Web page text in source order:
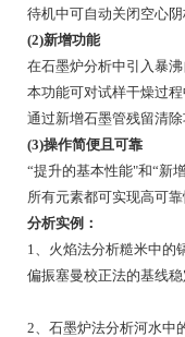
待机中可自动关闭空心
(2)新增功能
在石墨炉分析中引入暴
本功能可对试样干燥过
通过新增石墨管残留清
(3)操作简便且可靠
“提升的基本性能"和“新
所有元素都可实现高可
分析实例：
1、火焰法分析糙米中的
偏振塞曼校正法的基线
2、石墨炉法分析河水中